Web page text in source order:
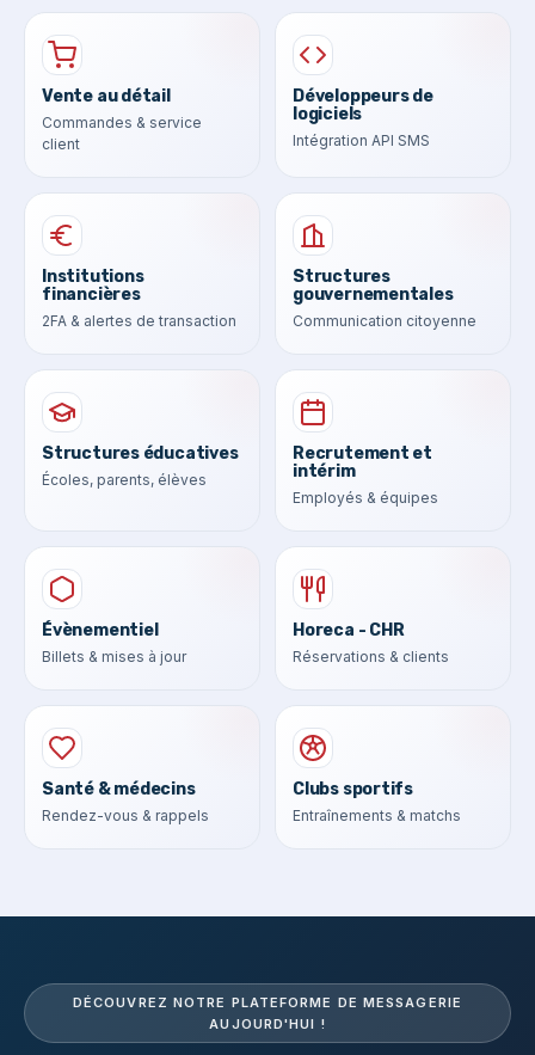
Vente au détail
Commandes & service
client
Développeurs de
logiciels
Intégration API SMS
Institutions
financières
2FA & alertes de transaction
Structures
gouvernementales
Communication citoyenne
Structures éducatives
Écoles, parents, élèves
Recrutement et
intérim
Employés & équipes
Évènementiel
Billets & mises à jour
Horeca - CHR
Réservations & clients
Santé & médecins
Rendez-vous & rappels
Clubs sportifs
Entraînements & matchs
DÉCOUVREZ NOTRE PLATEFORME DE MESSAGERIE
AUJOURD'HUI !